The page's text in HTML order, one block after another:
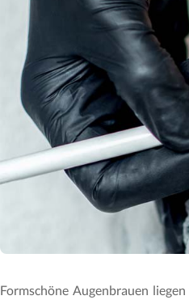
Formschöne Augenbrauen